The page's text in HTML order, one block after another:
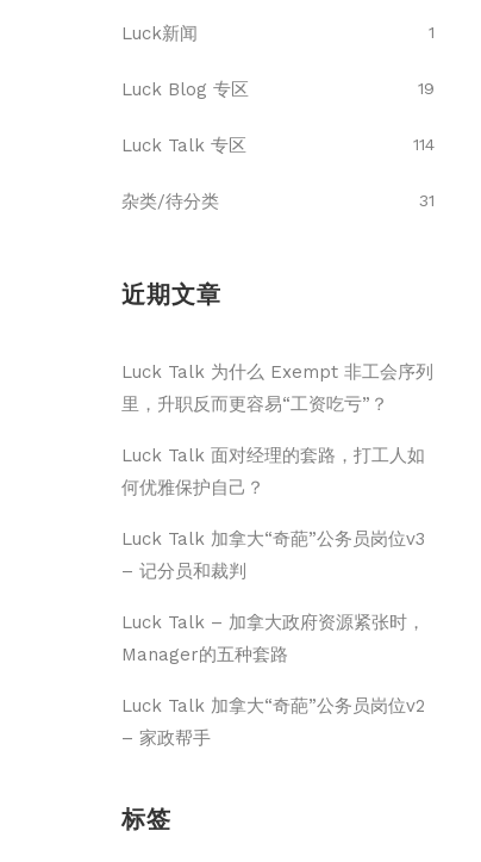
Luck新闻 1
Luck Blog 专区 19
Luck Talk 专区 114
杂类/待分类 31
近期文章
Luck Talk 为什么 Exempt 非工会序列
里，升职反而更容易“工资吃亏”？
Luck Talk 面对经理的套路，打工人如
何优雅保护自己？
Luck Talk 加拿大“奇葩”公务员岗位v3
– 记分员和裁判
Luck Talk – 加拿大政府资源紧张时，
Manager的五种套路
Luck Talk 加拿大“奇葩”公务员岗位v2
– 家政帮手
标签